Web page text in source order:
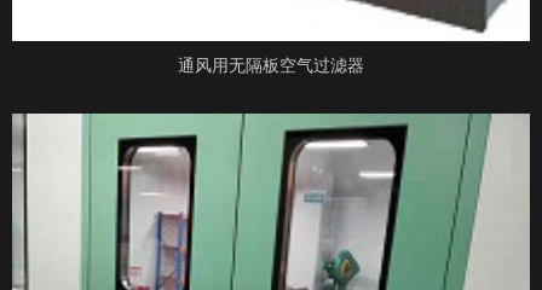
通风用无隔板空气过滤器